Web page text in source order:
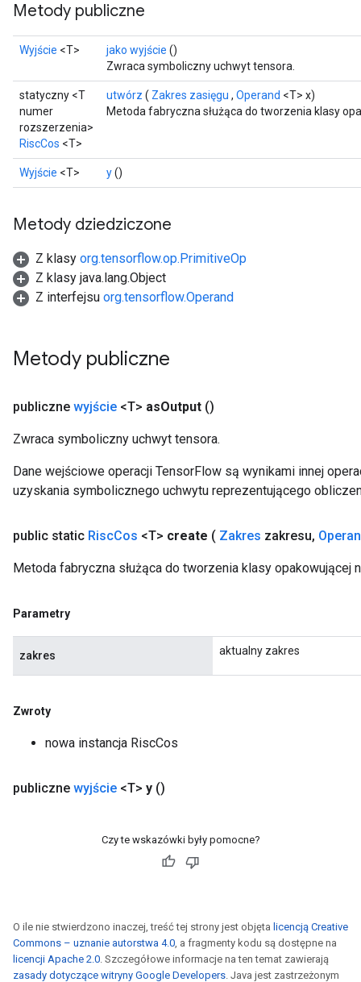
Metody publiczne
Wyjście <T> jako wyjście ()
Zwraca symboliczny uchwyt tensora.
statyczny <T
numer
rozszerzenia>
RiscCos <T>
utwórz ( Zakres zasięgu , Operand <T> x)
Metoda fabryczna służąca do tworzenia klasy
Wyjście <T> y()
Metody dziedziczone
Z klasy org.tensorflow.op.PrimitiveOp
Z klasy java.lang.Object
Z interfejsu org.tensorflow.Operand
Metody publiczne
publiczne wyjście <T> asOutput ()
Zwraca symboliczny uchwyt tensora.
Dane wejściowe operacji TensorFlow są wynikami innej
uzyskania symbolicznego uchwytu reprezentującego
public static RiscCos <T> create ( Zakres zakresu,
Metoda fabryczna służąca do tworzenia klasy opakowującej
Parametry
zakres aktualny zakres
Zwroty
nowa instancja RiscCos
publiczne wyjście <T> y ()
Czy te wskazówki były pomocne?
O ile nie stwierdzono inaczej, treść tej strony jest objęta licencją Creative
Commons – uznanie autorstwa 4.0, a fragmenty kodu są dostępne na
licencji Apache 2.0. Szczegółowe informacje na ten temat zawierają
zasady dotyczące witryny Google Developers. Java jest zastrzeżonym